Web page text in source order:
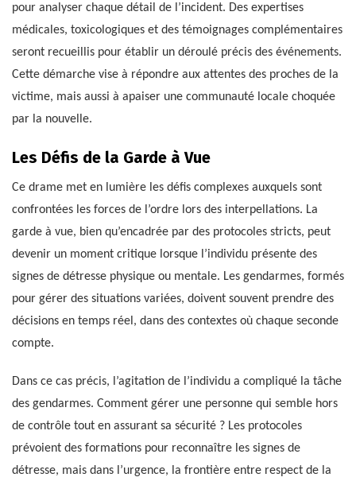
pour analyser chaque détail de l’incident. Des expertises
médicales, toxicologiques et des témoignages complémentaires
seront recueillis pour établir un déroulé précis des événements.
Cette démarche vise à répondre aux attentes des proches de la
victime, mais aussi à apaiser une communauté locale choquée
par la nouvelle.
Les Défis de la Garde à Vue
Ce drame met en lumière les défis complexes auxquels sont
confrontées les forces de l’ordre lors des interpellations. La
garde à vue, bien qu’encadrée par des protocoles stricts, peut
devenir un moment critique lorsque l’individu présente des
signes de détresse physique ou mentale. Les gendarmes, formés
pour gérer des situations variées, doivent souvent prendre des
décisions en temps réel, dans des contextes où chaque seconde
compte.
Dans ce cas précis, l’agitation de l’individu a compliqué la tâche
des gendarmes. Comment gérer une personne qui semble hors
de contrôle tout en assurant sa sécurité ? Les protocoles
prévoient des formations pour reconnaître les signes de
détresse, mais dans l’urgence, la frontière entre respect de la